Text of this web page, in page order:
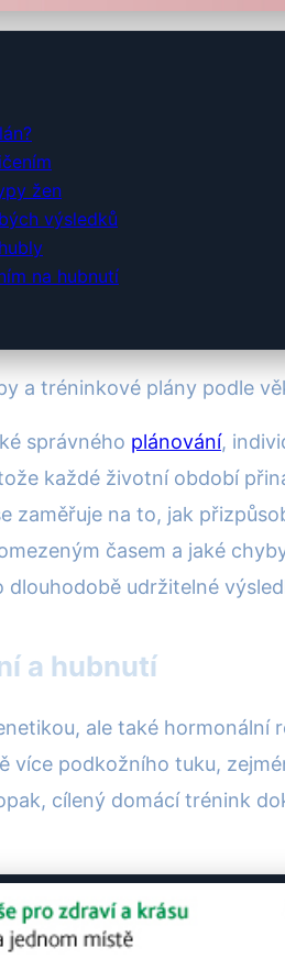
žen
výsledků
na hubnutí
a tréninkové plány podle
správného plánování,
každé životní období
zaměřuje na to, jak
časem a jaké
udržitelné
a hubnutí
ale také
více podkožního tuku,
cílený domácí trénink